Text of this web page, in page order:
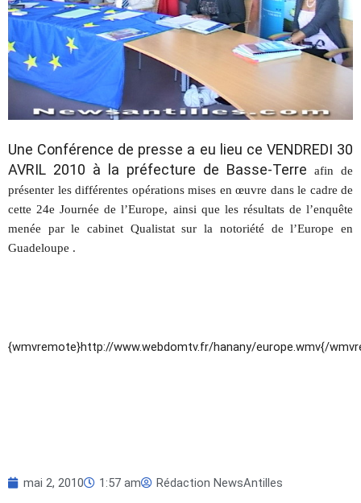
Une Conférence de presse a eu lieu ce VENDREDI 30
AVRIL 2010 à la préfecture de Basse-Terre
afin de
présenter les différentes opérations mises en œuvre dans le cadre de
cette 24e Journée de l’Europe, ainsi que les résultats de l’enquête
menée par le cabinet Qualistat sur la notoriété de l’Europe en
Guadeloupe .
{wmvremote}http://www.webdomtv.fr/hanany/europe.wmv{/
mai 2, 2010 1:57 am Rédaction NewsAntilles